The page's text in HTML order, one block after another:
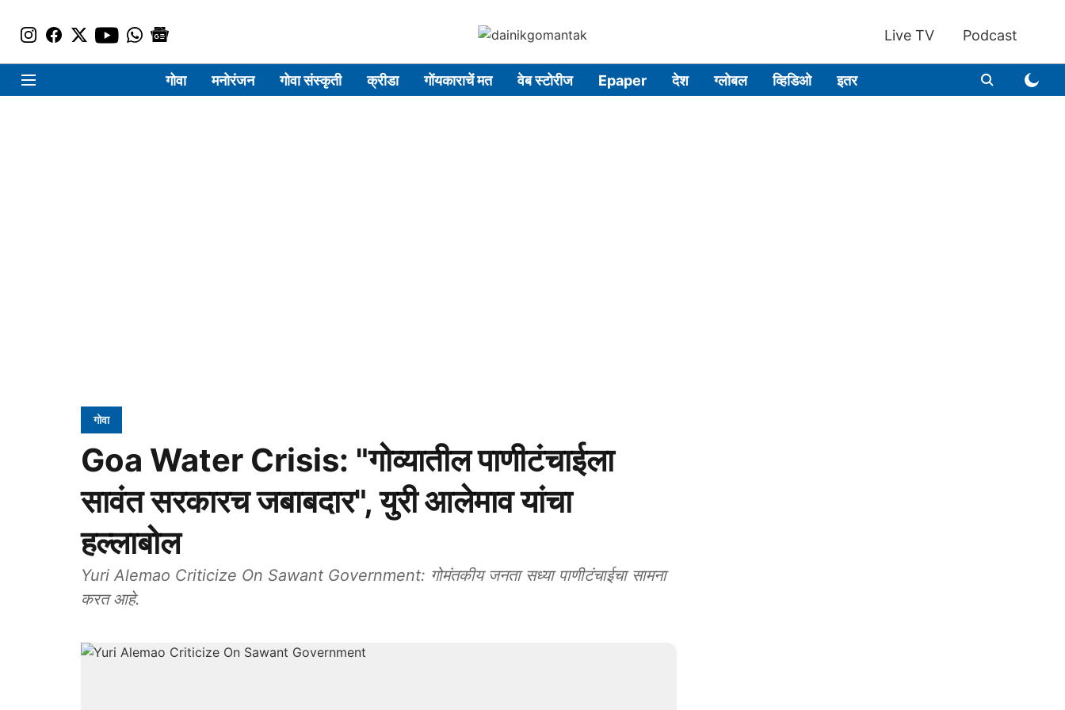
Live TV Podcast
गोवा मनोरंजन गोवा संस्कृती क्रीडा गोंयकाराचें मत वेब स्टोरीज Epaper देश ग्लोबल व्हिडिओ इतर
गोवा
Goa Water Crisis: "गोव्यातील पाणीटंचाईला
सावंत सरकारच जबाबदार", युरी आलेमाव यांचा
हल्लाबोल
Yuri Alemao Criticize On Sawant Government: गोमंतकीय जनता सध्या पाणीटंचाईचा सामना
करत आहे.